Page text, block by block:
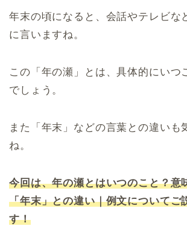
年末の頃になると、会話やテレビな
に言いますね。
この「年の瀬」とは、具体的にいつ
でしょう。
また「年末」などの言葉との違いも
ね。
今回は、年の瀬とはいつのこと？意
「年末」との違い｜例文についてご
す！